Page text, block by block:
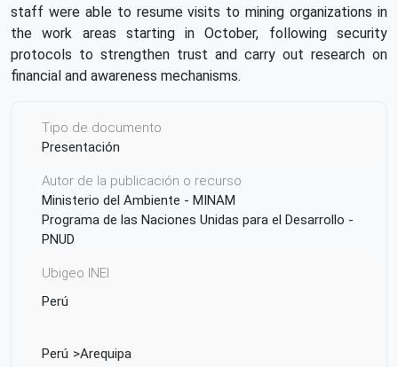
staff were able to resume visits to mining organizations in
the work areas starting in October, following security
protocols to strengthen trust and carry out research on
financial and awareness mechanisms.
Tipo de documento
Presentación
Autor de la publicación o recurso
Ministerio del Ambiente - MINAM
Programa de las Naciones Unidas para el Desarrollo -
PNUD
Ubigeo INEI
Perú
Perú Arequipa